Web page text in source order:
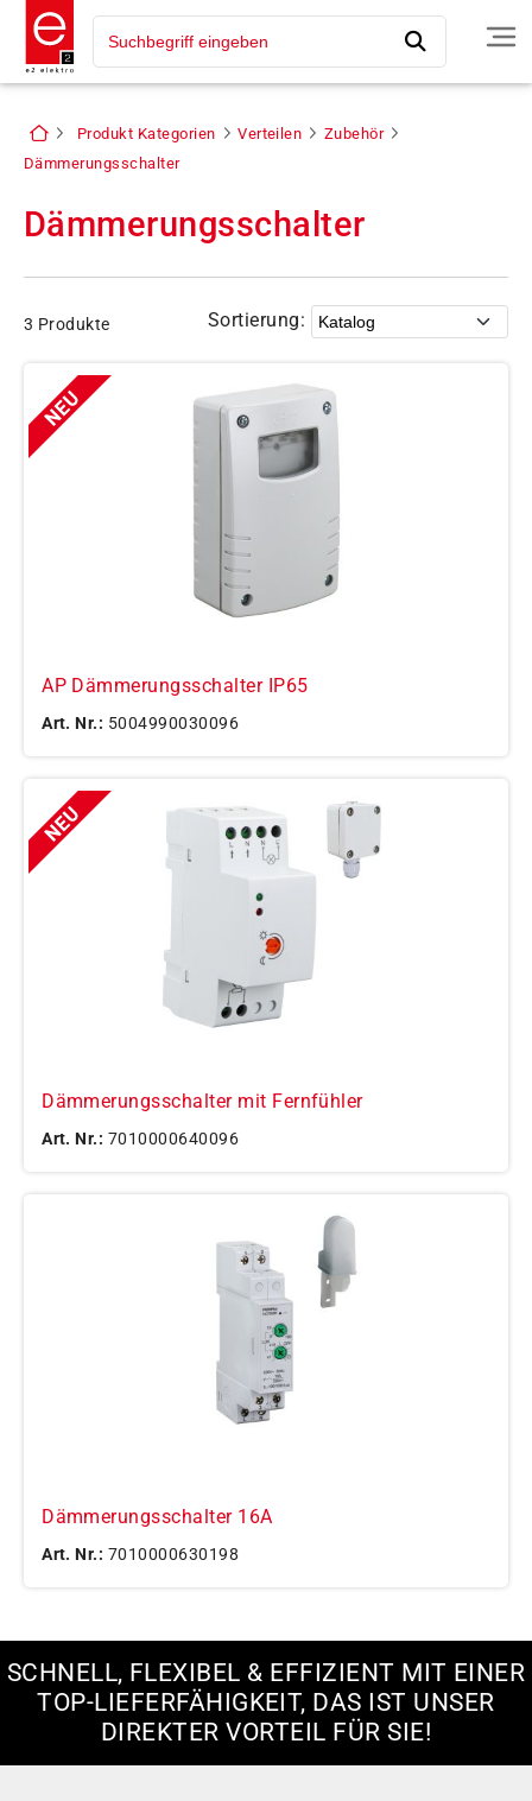
Produkt Kategorien Verteilen
Zubehör
Dämmerungsschalter
Dämmerungsschalter
3 Produkte Sortierung:
AP Dämmerungsschalter IP65
Art. Nr.: 5004990030096
Dämmerungsschalter mit Fernfühler
Art. Nr.: 7010000640096
Dämmerungsschalter 16A
Art. Nr.: 7010000630198
SCHNELL, FLEXIBEL & EFFIZIENT MIT EINER
TOP-LIEFERFÄHIGKEIT, DAS IST UNSER
DIREKTER VORTEIL FÜR SIE!